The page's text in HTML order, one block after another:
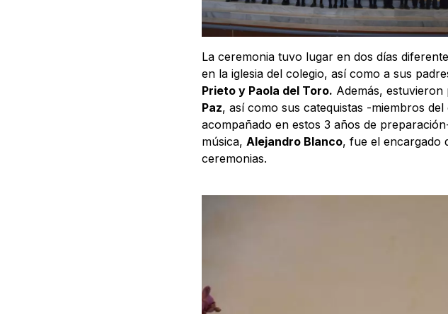
La ceremonia tuvo lugar en dos días
en la iglesia del colegio, así como a sus
Prieto y Paola del Toro. Además,
Paz, así como sus catequistas -miembros
acompañado en estos 3 años de
música, Alejandro Blanco, fue el encargado
ceremonias.